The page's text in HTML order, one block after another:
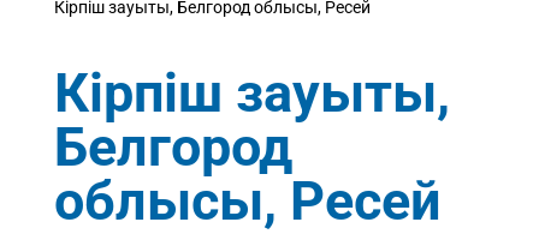
Кірпіш зауыты, Белгород облысы, Ресей
Кірпіш зауыты,
Белгород
облысы, Ресей